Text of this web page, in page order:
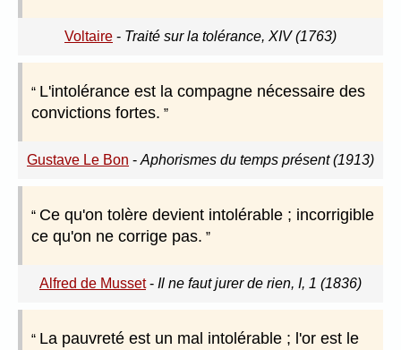
Voltaire - Traité sur la tolérance, XIV (1763)
L'intolérance est la compagne nécessaire des
convictions fortes.
Gustave Le Bon - Aphorismes du temps présent (1913)
Ce qu'on tolère devient intolérable ; incorrigible
ce qu'on ne corrige pas.
Alfred de Musset- Il ne faut jurer de rien, I, 1 (1836)
La pauvreté est un mal intolérable ; l'or est le